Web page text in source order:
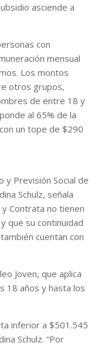
asciende a
con
mensual
Los montos
otros grupos,
de entre 18 y
al 65% de la
un tope de $290
y Previsión Social de
Schulz, señala
Contrata no tienen
que su continuidad
cuentan con
Joven, que aplica
18 años y hasta los
inferior a $501.545
Schulz. “Por